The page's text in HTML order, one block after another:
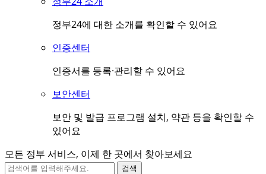
정부24에 대한 소개를 확인할 수 있어요
인증센터
인증서를 등록·관리할 수 있어요
보안센터
보안 및 발급 프로그램 설치, 약관 등을 확인할 수
있어요
모든 정부 서비스, 이제 한 곳에서 찾아보세요
검색